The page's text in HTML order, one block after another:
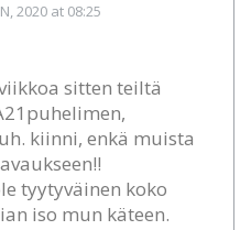
2020 at 08:25
sitten teiltä
kiinni, enkä muista
tyytyväinen koko
iso mun käteen.